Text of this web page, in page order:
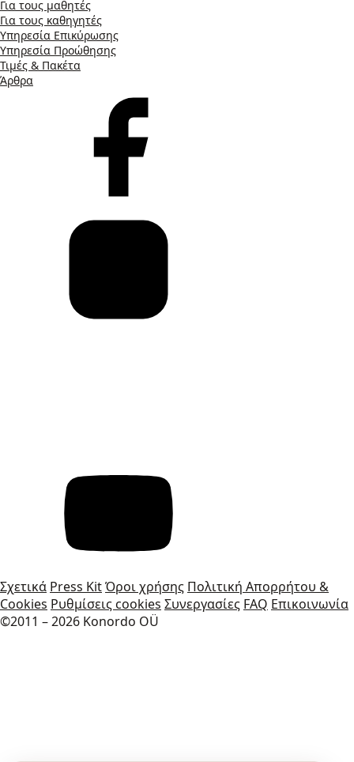
Για τους μαθητές
Για τους καθηγητές
Υπηρεσία Επικύρωσης
Υπηρεσία Προώθησης
Τιμές & Πακέτα
Άρθρα
Σχετικά Press KitΌροι χρήσης Πολιτική Απορρήτου &
Cookies Ρυθμίσεις cookies Συνεργασίες FAQ Επικοινωνία
©2011 – 2026 Konordo OÜ